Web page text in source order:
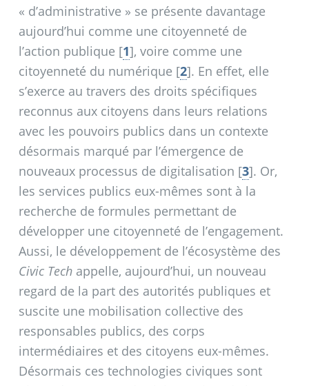
« d’administrative » se présente davantage
aujourd’hui comme une citoyenneté de
l’action publique [1], voire comme une
citoyenneté du numérique [2]. En effet, elle
s’exerce au travers des droits spécifiques
reconnus aux citoyens dans leurs relations
avec les pouvoirs publics dans un contexte
désormais marqué par l’émergence de
nouveaux processus de digitalisation [3]. Or,
les services publics eux-mêmes sont à la
recherche de formules permettant de
développer une citoyenneté de l’engagement.
Aussi, le développement de l’écosystème des
Civic Techappelle, aujourd’hui, un nouveau
regard de la part des autorités publiques et
suscite une mobilisation collective des
responsables publics, des corps
intermédiaires et des citoyens eux-mêmes.
Désormais ces technologies civiques sont